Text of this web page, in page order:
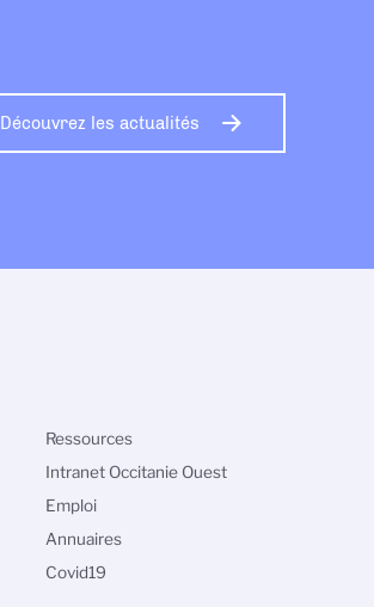
Découvrez les actualités
Ressources
Intranet Occitanie Ouest
Emploi
Annuaires
Covid19